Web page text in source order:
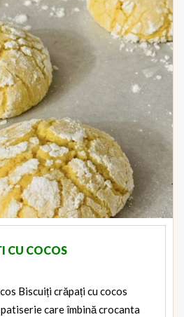
CU COCOS
Biscuiți crăpați cu cocos
care îmbină crocanta